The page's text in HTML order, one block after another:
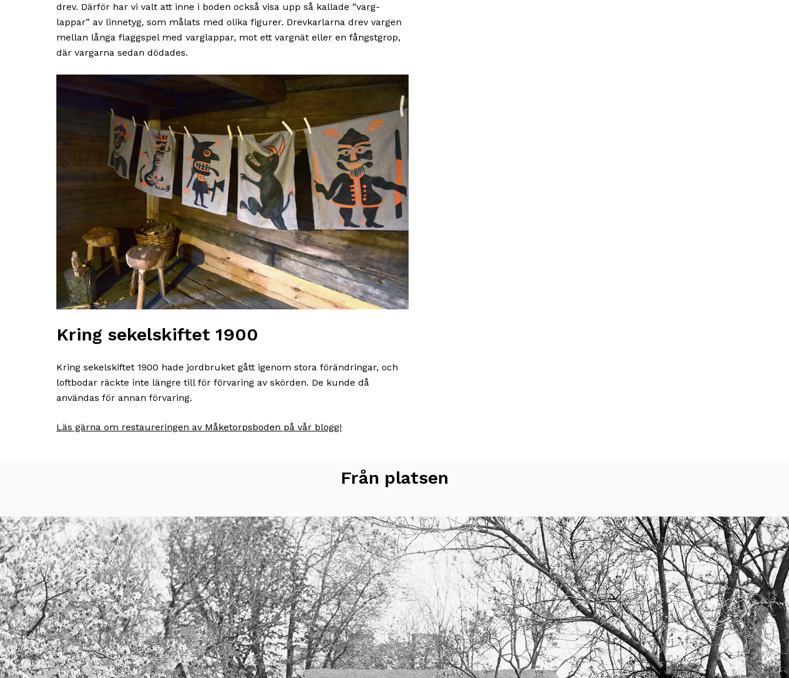
drev. Därför har vi valt att inne i boden också visa upp så kallade ”varg­
lappar” av linnetyg, som målats med olika figurer. Drevkarlarna drev vargen
mellan långa flaggspel med varglappar, mot ett vargnät eller en fångstgrop,
där vargarna sedan dödades.
Kring sekelskiftet 1900
Kring sekelskiftet 1900 hade jordbruket gått igenom stora förändringar, och
loftbodar räckte inte längre till för förvaring av skörden. De kunde då
användas för annan förvaring.
Läs gärna om restaureringen av Måketorpsboden på vår blogg!
Från platsen